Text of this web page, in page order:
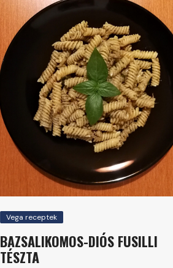
Vega receptek
BAZSALIKOMOS-DIÓS FUSILLI
TÉSZTA